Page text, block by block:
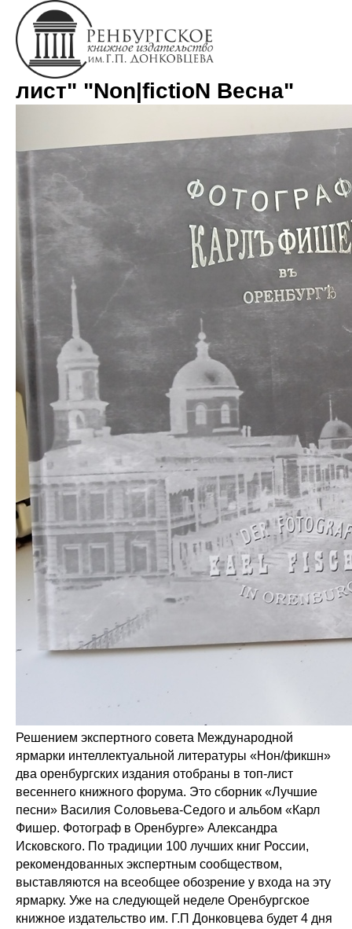
Наши книги вошли в "топ-
лист" "Non|fictioN Весна"
Решением экспертного совета Международной
ярмарки интеллектуальной литературы «Нон/фикшн»
два оренбургских издания отобраны в топ-лист
весеннего книжного форума. Это сборник «Лучшие
песни» Василия Соловьева-Седого и альбом «Карл
Фишер. Фотограф в Оренбурге» Александра
Исковского. По традиции 100 лучших книг России,
рекомендованных экспертным сообществом,
выставляются на всеобщее обозрение у входа на эту
ярмарку. Уже на следующей неделе Оренбургское
книжное издательство им. Г.П Донковцева будет 4 дня